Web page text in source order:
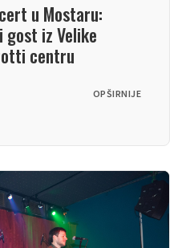
u Mostaru:
gost iz Velike
centru
OPŠIRNIJE